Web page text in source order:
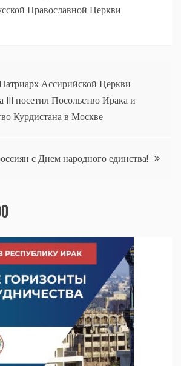
Православной Церкви.
Ассирийской Церкви
посетил Посольство Ирака и
Курдистана в Москве
с Днем народного единства!